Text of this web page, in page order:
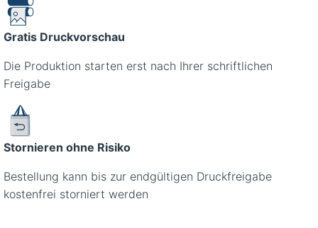
Gratis Druckvorschau
Die Produktion starten erst nach Ihrer schriftlichen
Freigabe
Stornieren ohne Risiko
Bestellung kann bis zur endgültigen Druckfreigabe
kostenfrei storniert werden